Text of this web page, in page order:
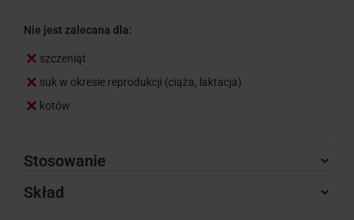
Nie jest zalecana dla:
szczeniąt
suk w okresie reprodukcji (ciąża, laktacja)
kotów
Stosowanie
Skład